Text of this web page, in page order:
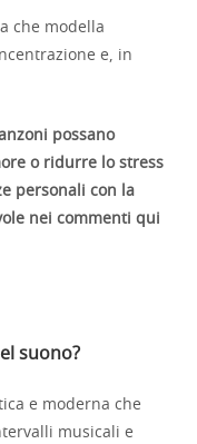
che modella
e, in
possano
o ridurre lo stress
personali con la
nei commenti qui
suono?
e moderna che
musicali e